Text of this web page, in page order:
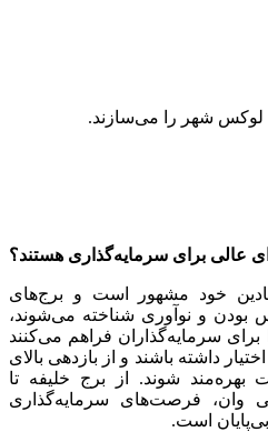
عالی برای سرمایه‌گذاری هستند؟
خود مشهور است و برج‌های
بودن و نوآوری شناخته می‌شوند،
سرمایه‌گذاران فراهم می‌کنند
داشته باشند و از بازدهی بالای
بهره‌مند شوند. از برج خلیفه تا
وان، فرصت‌های سرمایه‌گذاری
است.